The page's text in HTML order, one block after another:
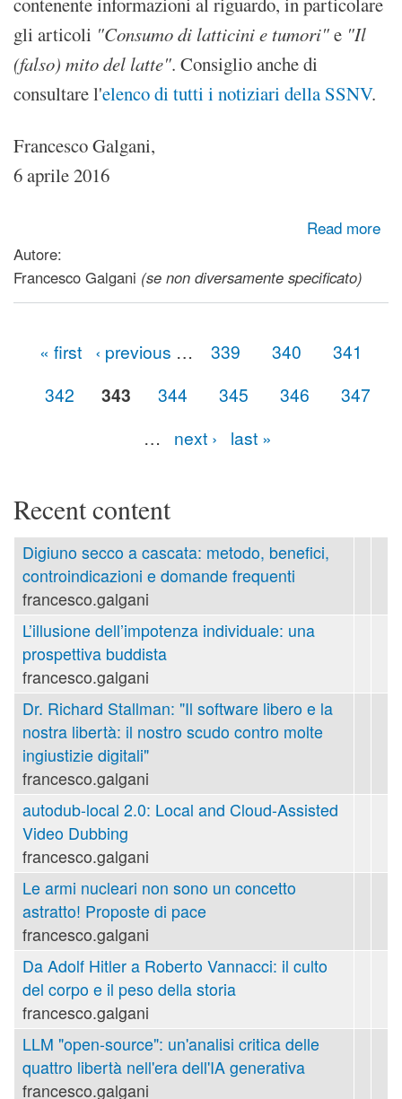
gli articoli "Consumo di latticini e tumori"e "Il
(falso) mito del latte". Consiglio anche di
consultare l'elenco di tutti i notiziari della SSNV.
Francesco Galgani,
6 aprile 2016
Read more
about Latte animale: pensaci bene prima di berlo...
Autore:
Francesco Galgani (se non diversamente specificato)
« first ‹ previous … 339 340
341
342
343 344 345 346
347
…
next › last »
Recent content
Digiuno secco a cascata: metodo, benefici,
controindicazioni e domande frequenti
francesco.galgani
L’illusione dell’impotenza individuale: una
prospettiva buddista
francesco.galgani
Dr. Richard Stallman: "Il software libero e la
nostra libertà: il nostro scudo contro molte
ingiustizie digitali"
francesco.galgani
autodub-local 2.0: Local and Cloud-Assisted
Video Dubbing
francesco.galgani
Le armi nucleari non sono un concetto
astratto! Proposte di pace
francesco.galgani
Da Adolf Hitler a Roberto Vannacci: il culto
del corpo e il peso della storia
francesco.galgani
LLM "open-source": un'analisi critica delle
quattro libertà nell'era dell'IA generativa
francesco.galgani